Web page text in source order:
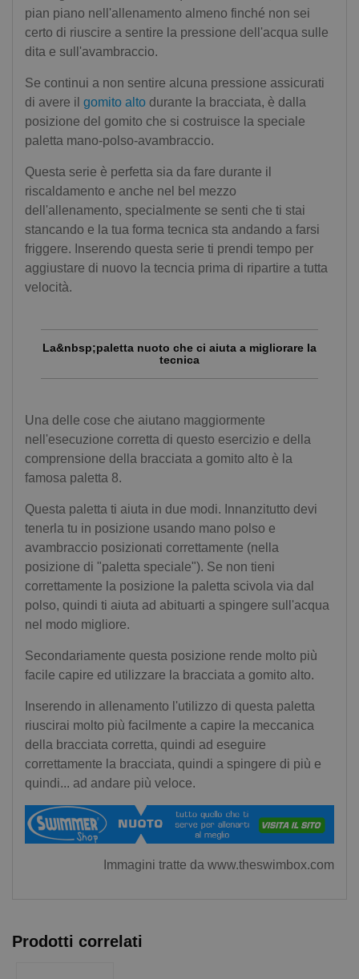
pian piano nell'allenamento almeno finché non sei
certo di riuscire a sentire la pressione dell'acqua sulle
dita e sull'avambraccio.
Se continui a non sentire alcuna pressione assicurati
di avere il gomito alto durante la bracciata, è dalla
posizione del gomito che si costruisce la speciale
paletta mano-polso-avambraccio.
Questa serie è perfetta sia da fare durante il
riscaldamento e anche nel bel mezzo
dell'allenamento, specialmente se senti che ti stai
stancando e la tua forma tecnica sta andando a farsi
friggere. Inserendo questa serie ti prendi tempo per
aggiustare di nuovo la tecncia prima di ripartire a tutta
velocità.
La&nbsp;paletta nuoto che ci aiuta a migliorare la
tecnica
Una delle cose che aiutano maggiormente
nell'esecuzione corretta di questo esercizio e della
comprensione della bracciata a gomito alto è la
famosa paletta 8.
Questa paletta ti aiuta in due modi. Innanzitutto devi
tenerla tu in posizione usando mano polso e
avambraccio posizionati correttamente (nella
posizione di "paletta speciale"). Se non tieni
correttamente la posizione la paletta scivola via dal
polso, quindi ti aiuta ad abituarti a spingere sull'acqua
nel modo migliore.
Secondariamente questa posizione rende molto più
facile capire ed utilizzare la bracciata a gomito alto.
Inserendo in allenamento l'utilizzo di questa paletta
riuscirai molto più facilmente a capire la meccanica
della bracciata corretta, quindi ad eseguire
correttamente la bracciata, quindi a spingere di più e
quindi... ad andare più veloce.
Immagini tratte da www.theswimbox.com
Prodotti correlati